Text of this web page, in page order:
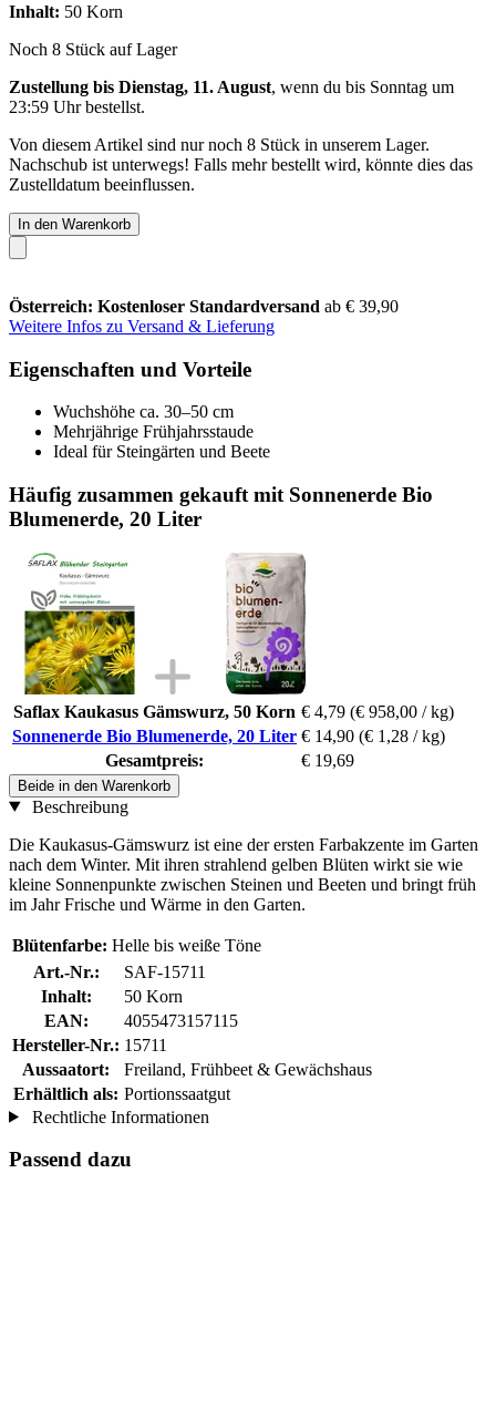
Inhalt: 50 Korn
Noch 8 Stück auf Lager
Zustellung bis Dienstag, 11. August, wenn du bis Sonntag um
23:59 Uhrbestellst.
Von diesem Artikel sind nur noch 8 Stück in unserem Lager.
Nachschub ist unterwegs! Falls mehr bestellt wird, könnte dies das
Zustelldatum beeinflussen.
In den Warenkorb
Österreich: Kostenloser Standardversand ab € 39,90
Weitere Infos zu Versand & Lieferung
Eigenschaften und Vorteile
Wuchshöhe ca. 30–50 cm
Mehrjährige Frühjahrsstaude
Ideal für Steingärten und Beete
Häufig zusammen gekauft mit Sonnenerde Bio
Blumenerde, 20 Liter
Saflax Kaukasus Gämswurz, 50 Korn € 4,79 (€ 958,00 / kg)
Sonnenerde Bio Blumenerde, 20 Liter € 14,90 (€ 1,28 / kg)
Gesamtpreis:
€ 19,69
Beide in den Warenkorb
Beschreibung
Die Kaukasus-Gämswurz ist eine der ersten Farbakzente im Garten
nach dem Winter. Mit ihren strahlend gelben Blüten wirkt sie wie
kleine Sonnenpunkte zwischen Steinen und Beeten und bringt früh
im Jahr Frische und Wärme in den Garten.
Blütenfarbe: Helle bis weiße Töne
Art.-Nr.:
SAF-15711
Inhalt:
50 Korn
EAN:
4055473157115
Hersteller-Nr.: 15711
Aussaatort:
Freiland, Frühbeet & Gewächshaus
Erhältlich als: Portionssaatgut
Rechtliche Informationen
Passend dazu